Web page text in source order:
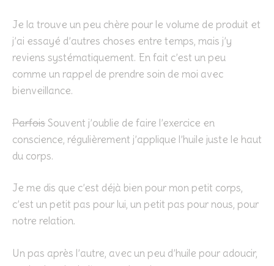
Je la trouve un peu chère pour le volume de produit et
j’ai essayé d’autres choses entre temps, mais j’y
reviens systématiquement. En fait c’est un peu
comme un rappel de prendre soin de moi avec
bienveillance.
ParfoisSouvent j’oublie de faire l’exercice en
conscience, régulièrement j’applique l’huile juste le haut
du corps.
Je me dis que c’est déjà bien pour mon petit corps,
c’est un petit pas pour lui, un petit pas pour nous, pour
notre relation.
Un pas après l’autre, avec un peu d’huile pour adoucir,